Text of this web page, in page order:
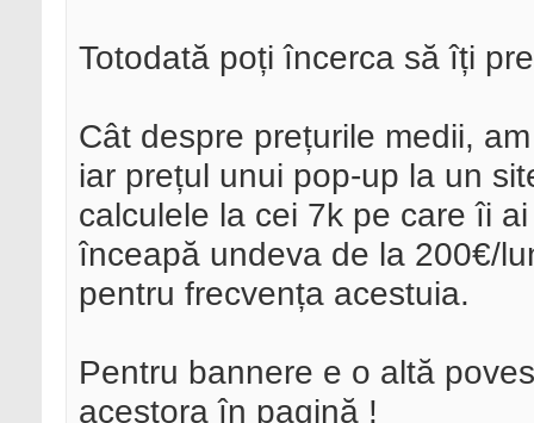
Totodată poți încerca să îți
Cât despre prețurile medii,
iar prețul unui pop-up la un
calculele la cei 7k pe care îi
înceapă undeva de la 200€/
pentru frecvența acestuia.
Pentru bannere e o altă
acestora în pagină !